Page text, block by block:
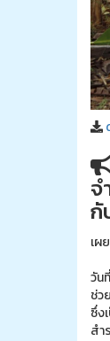
จ
กั
เผ
วัน
ช่ว
ซึ่ง
สำ